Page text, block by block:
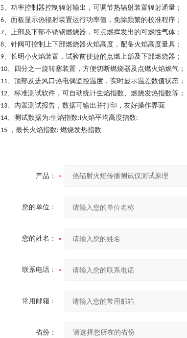
5、功率控制器控制辐射输出，可调节热辐射装置辐射通量 ；
6、面板显示热辐射装置运行功率值，免除频繁的校准程序 ；
7、上部及下部不锈钢燃烧器，可点燃挥发出的可燃性气体 ；
8、针阀可控制上下部燃烧器火焰高度，配备火焰高度量具 ；
9、长明小火焰装置，试验前便捷的点燃上部及下部燃烧器 ；
10、四分之一旋转塞装置，方便切断燃烧器及点燃火焰燃气 ；
11、顶部及进风口热电偶监控温度，实时显示温差数值状态 ；
12、标准测试软件，可自动统计生焰指数、燃烧发热指数等 ；
13、内置测试报告，数据可输出并打印，友好操作界面
14、测试数据为:生焰指数:i火焰平均高度指数:
15 ， 最长火焰指数: 燃烧发热指数
产品：
您的单位：
您的姓名：
联系电话：
常用邮箱：
省份：